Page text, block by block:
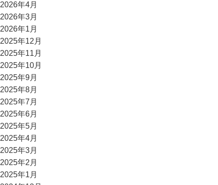
2026年4月
2026年3月
2026年1月
2025年12月
2025年11月
2025年10月
2025年9月
2025年8月
2025年7月
2025年6月
2025年5月
2025年4月
2025年3月
2025年2月
2025年1月